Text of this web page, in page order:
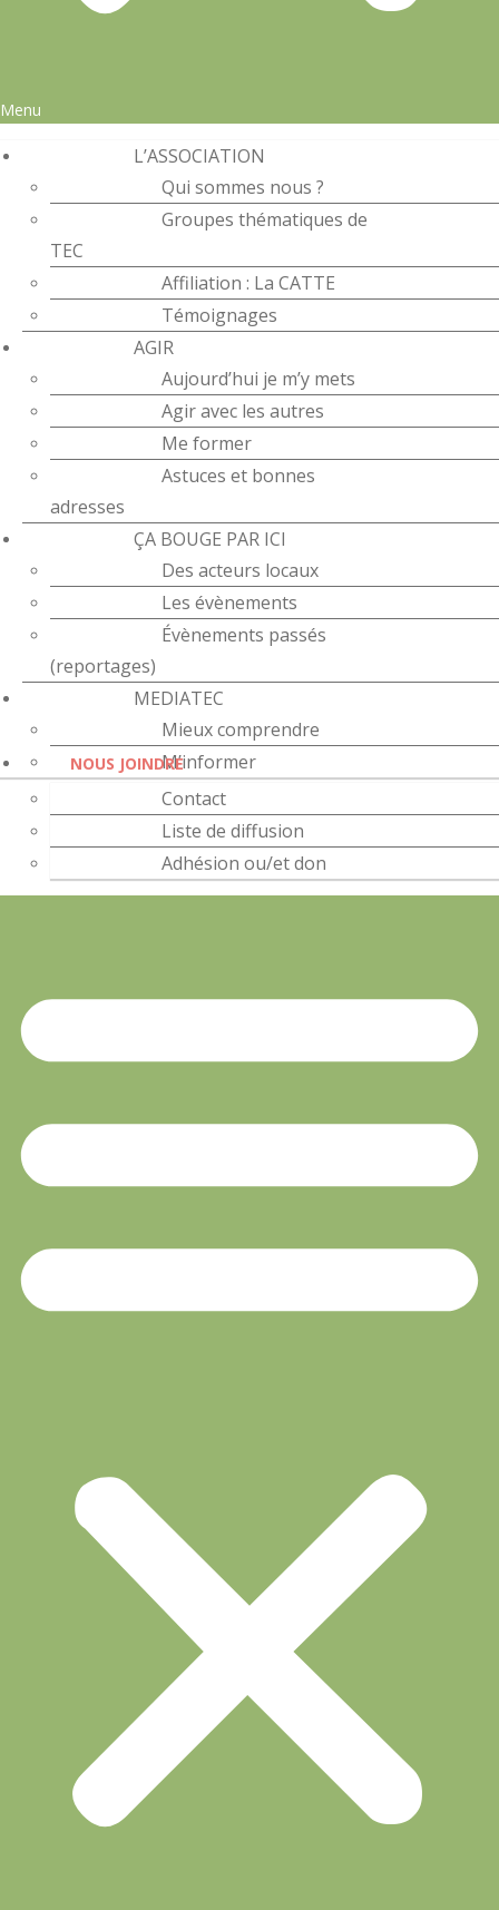
Menu
L’ASSOCIATION
Qui sommes nous ?
Groupes thématiques de
TEC
Affiliation : La CATTE
Témoignages
AGIR
Aujourd’hui je m’y mets
Agir avec les autres
Me former
Astuces et bonnes
adresses
ÇA BOUGE PAR ICI
Des acteurs locaux
Les évènements
Évènements passés
(reportages)
MEDIATEC
Mieux comprendre
M’informer
NOUS JOINDRE
Contact
Liste de diffusion
Adhésion ou/et don